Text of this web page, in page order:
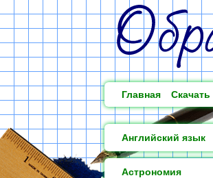
Главная Скачать
Английский язык
Астрономия